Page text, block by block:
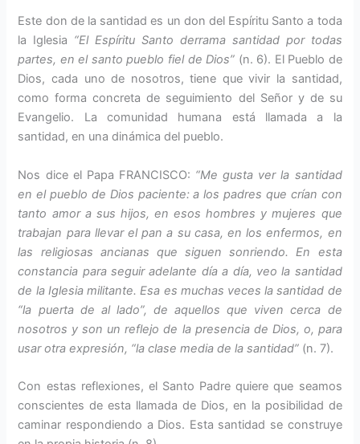
Este don de la santidad es un don del Espíritu Santo a toda
la Iglesia “El Espíritu Santo derrama santidad por todas
partes, en el santo pueblo fiel de Dios” (n. 6). El Pueblo de
Dios, cada uno de nosotros, tiene que vivir la santidad,
como forma concreta de seguimiento del Señor y de su
Evangelio. La comunidad humana está llamada a la
santidad, en una dinámica del pueblo.
Nos dice el Papa FRANCISCO: “Me gusta ver la santidad
en el pueblo de Dios paciente: a los padres que crían con
tanto amor a sus hijos, en esos hombres y mujeres que
trabajan para llevar el pan a su casa, en los enfermos, en
las religiosas ancianas que siguen sonriendo. En esta
constancia para seguir adelante día a día, veo la santidad
de la Iglesia militante. Esa es muchas veces la santidad de
“la puerta de al lado”, de aquellos que viven cerca de
nosotros y son un reflejo de la presencia de Dios, o, para
usar otra expresión, “la clase media de la santidad” (n. 7).
Con estas reflexiones, el Santo Padre quiere que seamos
conscientes de esta llamada de Dios, en la posibilidad de
caminar respondiendo a Dios. Esta santidad se construye